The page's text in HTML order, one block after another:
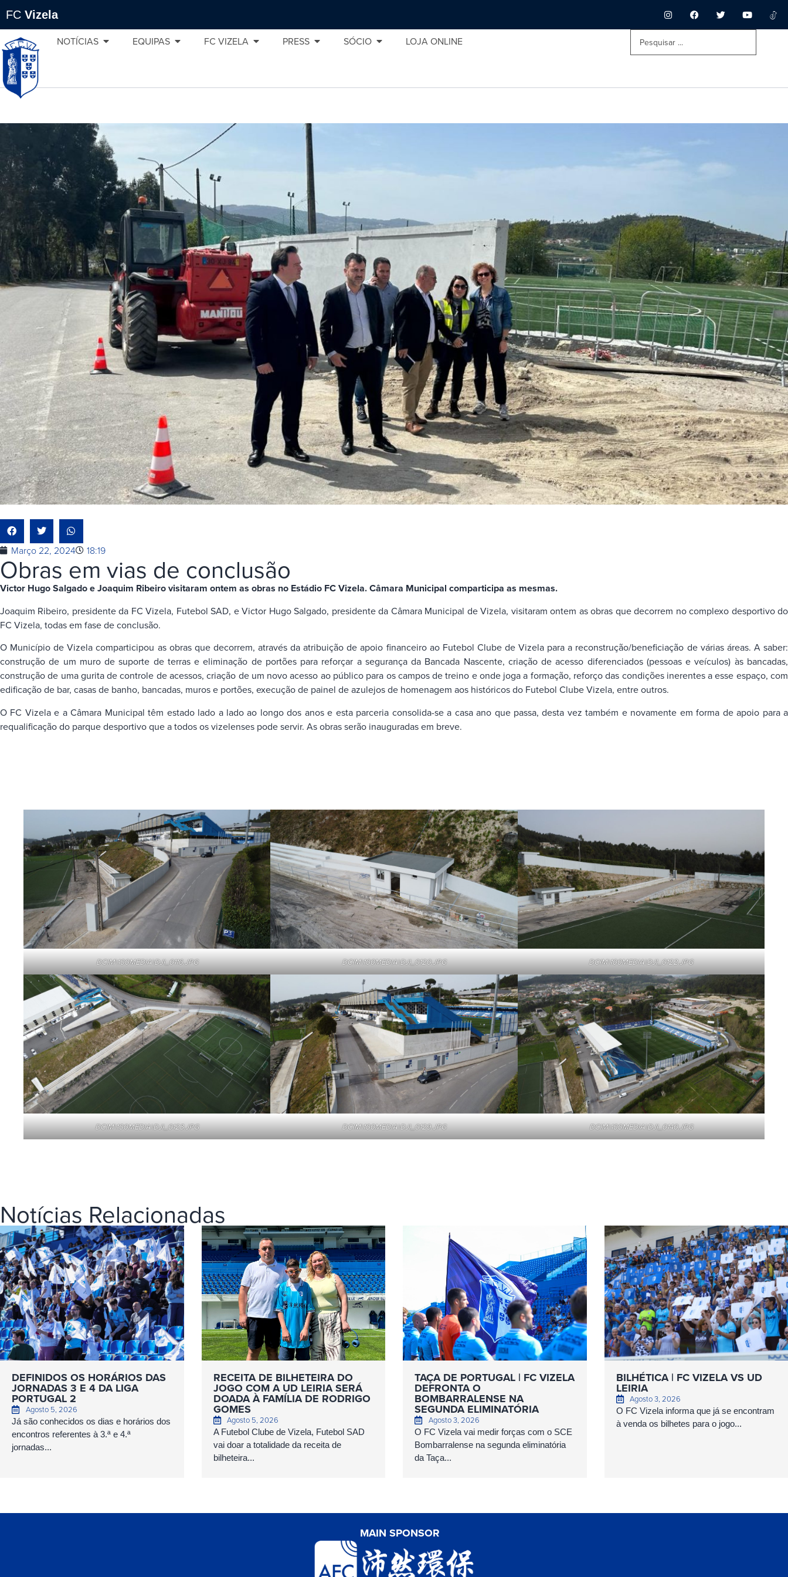
FC Vizela
NOTÍCIAS EQUIPAS FC VIZELA PRESS SÓCIO LOJA ONLINE
Março 22, 2024 18:19
Obras em vias de conclusão
Victor Hugo Salgado e Joaquim Ribeiro visitaram ontem as obras no Estádio FC Vizela. Câmara Municipal comparticipa as mesmas.
Joaquim Ribeiro, presidente da FC Vizela, Futebol SAD, e Victor Hugo Salgado, presidente da Câmara Municipal de Vizela, visitaram ontem as obras que decorrem no complexo desportivo do
FC Vizela, todas em fase de conclusão.
O Município de Vizela comparticipou as obras que decorrem, através da atribuição de apoio financeiro ao Futebol Clube de Vizela para a reconstrução/beneficiação de várias áreas. A saber:
construção de um muro de suporte de terras e eliminação de portões para reforçar a segurança da Bancada Nascente, criação de acesso diferenciados (pessoas e veículos) às bancadas,
construção de uma gurita de controle de acessos, criação de um novo acesso ao público para os campos de treino e onde joga a formação, reforço das condições inerentes a esse espaço, com
edificação de bar, casas de banho, bancadas, muros e portões, execução de painel de azulejos de homenagem aos históricos do Futebol Clube Vizela, entre outros.
O FC Vizela e a Câmara Municipal têm estado lado a lado ao longo dos anos e esta parceria consolida-se a casa ano que passa, desta vez também e novamente em forma de apoio para a
requalificação do parque desportivo que a todos os vizelenses pode servir. As obras serão inauguradas em breve.
DCIM\100MEDIA\DJI_0116.JPG DCIM\100MEDIA\DJI_0120.JPG DCIM\100MEDIA\DJI_0122.JPG
DCIM\100MEDIA\DJI_0123.JPG DCIM\100MEDIA\DJI_0129.JPG DCIM\100MEDIA\DJI_0140.JPG
Notícias Relacionadas
DEFINIDOS OS HORÁRIOS DAS
JORNADAS 3 E 4 DA LIGA
PORTUGAL 2
Agosto 5, 2026
Já são conhecidos os dias e horários dos
encontros referentes à 3.ª e 4.ª
jornadas...
RECEITA DE BILHETEIRA DO
JOGO COM A UD LEIRIA SERÁ
DOADA À FAMÍLIA DE RODRIGO
GOMES
Agosto 5, 2026
A Futebol Clube de Vizela, Futebol SAD
vai doar a totalidade da receita de
bilheteira...
TAÇA DE PORTUGAL | FC VIZELA
DEFRONTA O
BOMBARRALENSE NA
SEGUNDA ELIMINATÓRIA
Agosto 3, 2026
O FC Vizela vai medir forças com o SCE
Bombarralense na segunda eliminatória
da Taça...
BILHÉTICA | FC VIZELA VS UD
LEIRIA
Agosto 3, 2026
O FC Vizela informa que já se encontram
à venda os bilhetes para o jogo...
MAIN SPONSOR